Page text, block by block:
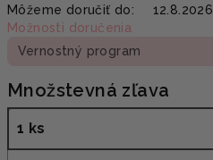
cena:
Môžeme doručiť do:
12.8.2026
Možnosti doručenia
Vernostný program
Množstevná zľava
1 ks